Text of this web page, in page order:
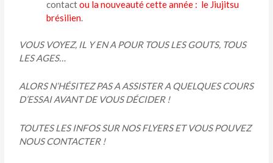
contactou la nouveauté cette année : le Jiujitsu
brésilien.
VOUS VOYEZ, IL Y EN A POUR TOUS LES GOUTS, TOUS
LES AGES…
ALORS N’HÉSITEZ PAS A ASSISTER A QUELQUES COURS
D’ESSAI AVANT DE VOUS DÉCIDER !
TOUTES LES INFOS SUR NOS FLYERS ET VOUS POUVEZ
NOUS CONTACTER !